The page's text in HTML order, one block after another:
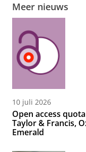
Meer nieuws
10 juli 2026
Open access
Taylor & Francis,
Emerald